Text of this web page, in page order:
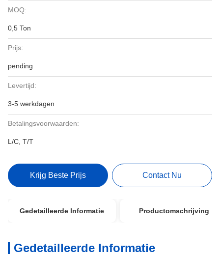
MOQ:
0,5 Ton
Prijs:
pending
Levertijd:
3-5 werkdagen
Betalingsvoorwaarden:
L/C, T/T
Krijg Beste Prijs Contact Nu
Gedetailleerde Informatie Productomschrijving
Gedetailleerde Informatie